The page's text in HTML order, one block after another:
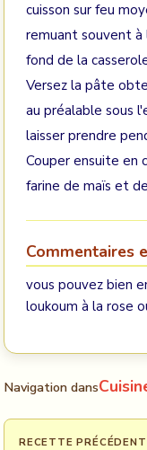
cuisson sur feu
remuant souvent
fond de la
Versez la pâte
au préalable sous
laisser prendre
Couper ensuite en
farine de maïs et
Commentaires
vous pouvez bien
loukoum à la rose
Navigation dans
RECETTE